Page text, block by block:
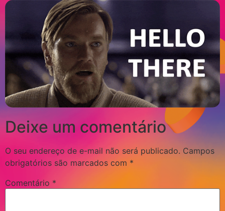
Deixe um comentário
O seu endereço de e-mail não será publicado. Campos
obrigatórios são marcados com *
Comentário *